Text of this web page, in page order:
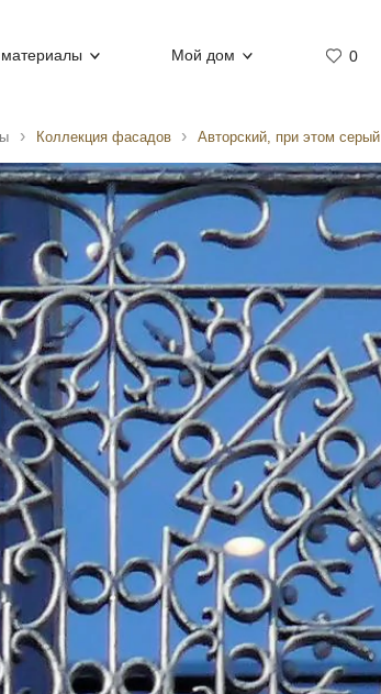
Мой дом 0
Коллекция фасадов Авторский, при этом серый